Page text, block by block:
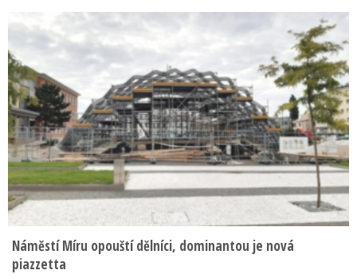
Náměstí Míru opouští dělníci, dominantou je nová
piazzetta